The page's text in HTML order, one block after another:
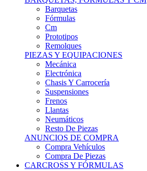
Barquetas
Fórmulas
Cm
Prototipos
Remolques
PIEZAS Y EQUIPACIONES
Mecánica
Electrónica
Chasis Y Carrocería
Suspensiones
Frenos
Llantas
Neumáticos
Resto De Piezas
ANUNCIOS DE COMPRA
Compra Vehículos
Compra De Piezas
CARCROSS Y FÓRMULAS